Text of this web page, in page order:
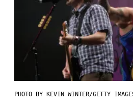
PHOTO BY KEVIN WINTER/GETTY